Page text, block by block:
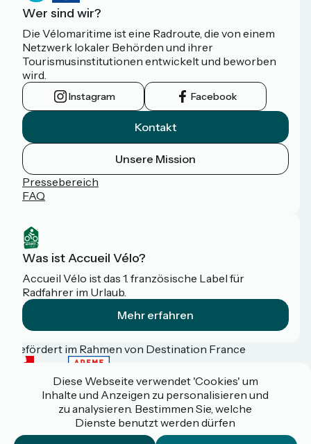
Wer sind wir?
Die Vélomaritime ist eine Radroute, die von einem
Netzwerk lokaler Behörden und ihrer
Tourismusinstitutionen entwickelt und beworben
wird.
Instagram Facebook
Kontakt
Unsere Mission
Pressebereich
FAQ
Was ist Accueil Vélo?
Accueil Vélo ist das 1. französische Label für
Radfahrer im Urlaub.
Mehr erfahren
Gefördert im Rahmen von Destination France
Espace pro / presse
Plan du site
Diese Webseite verwendet 'Cookies' um
Inhalte und Anzeigen zu personalisieren und
zu analysieren. Bestimmen Sie, welche
Dienste benutzt werden dürfen